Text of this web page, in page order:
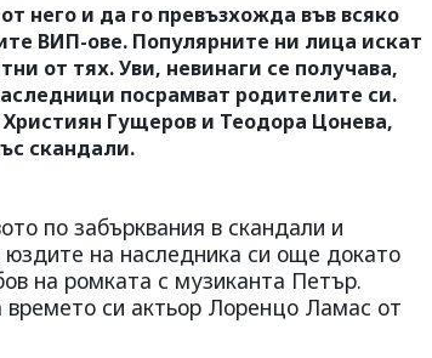
него и да го превъзхожда във всяко
ВИП-ове. Популярните ни лица искат
от тях. Уви, невинаги се получава,
посрамват родителите си.
Гущеров и Теодора Цонева,
скандали.
по забърквания в скандали и
юздите на наследника си още докато
на ромката с музиканта Петър.
си актьор Лоренцо Ламас от